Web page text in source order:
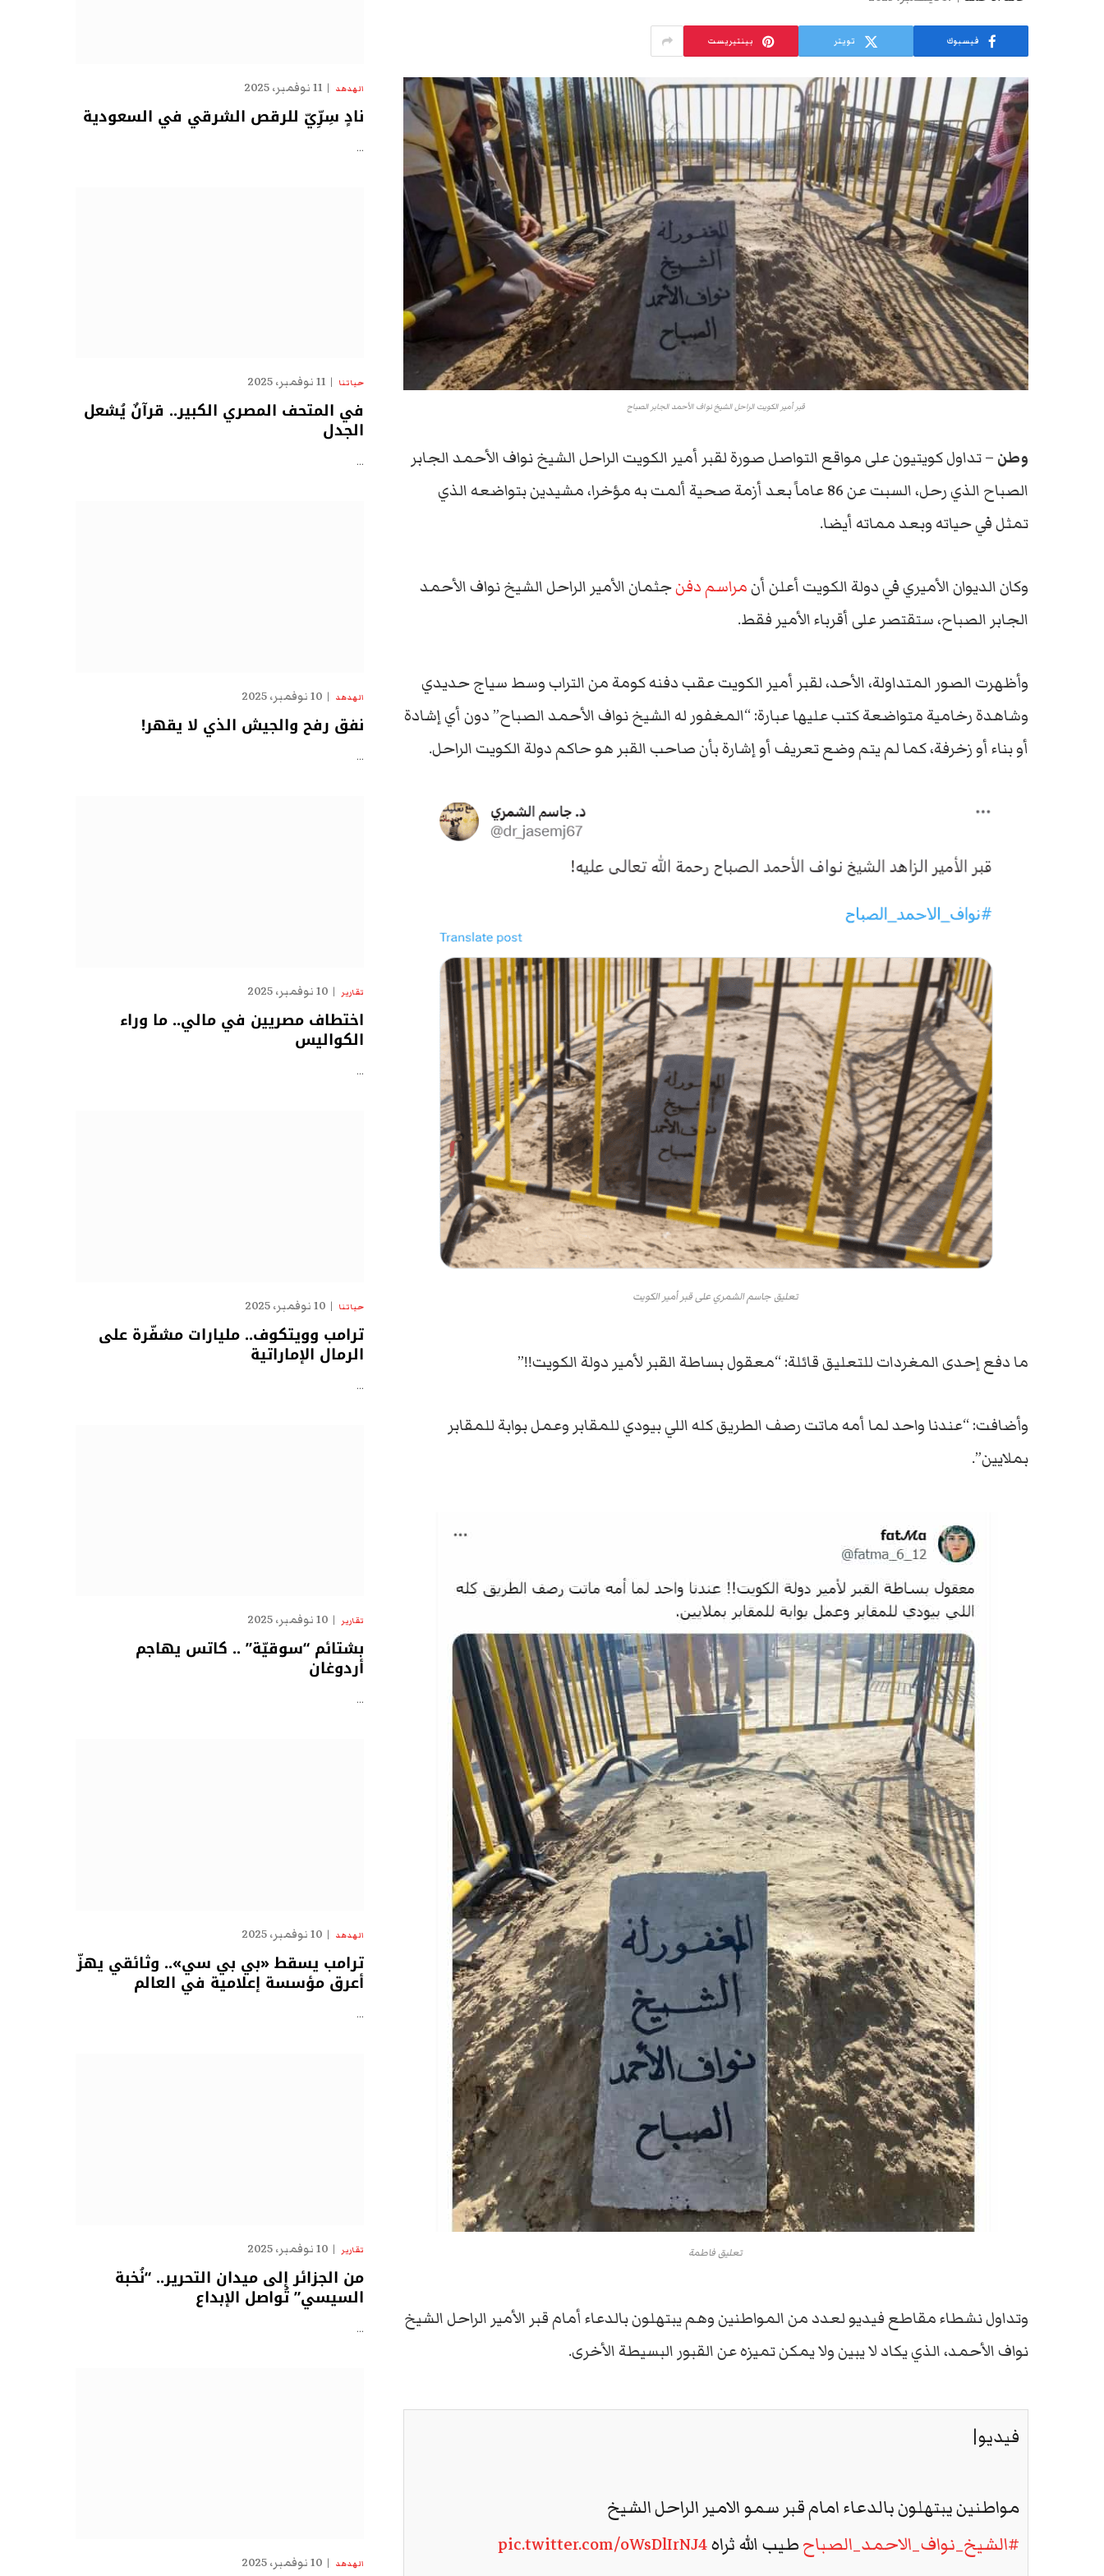
فيسبوك تويتر بينتيريست
قبر أمير الكويت الراحل الشيخ نواف الأحمد الجابر الصباح
وطن – تداول كويتيون على مواقع التواصل صورة لقبر أمير الكويت الراحل الشيخ نواف الأحمد الجابر
الصباح الذي رحل، السبت عن 86 عاماً بعد أزمة صحية ألمت به مؤخرا، مشيدين بتواضعه الذي
تمثل في حياته وبعد مماته أيضا.
وكان الديوان الأميري في دولة الكويت أعلن أنمراسم دفنجثمان الأمير الراحل الشيخ نواف الأحمد
الجابر الصباح، ستقتصر على أقرباء الأمير فقط.
وأظهرت الصور المتداولة، الأحد، لقبر أمير الكويت عقب دفنه كومة من التراب وسط سياج حديدي
وشاهدة رخامية متواضعة كتب عليها عبارة: “المغفور له الشيخ نواف الأحمد الصباح” دون أي إشادة
أو بناء أو زخرفة، كما لم يتم وضع تعريف أو إشارة بأن صاحب القبر هو حاكم دولة الكويت الراحل.
تعليق جاسم الشمري على قبر أمير الكويت
ما دفع إحدى المغردات للتعليق قائلة: “معقول بساطة القبر لأمير دولة الكويت!!”
وأضافت: “عندنا واحد لما أمه ماتت رصف الطريق كله اللي بيودي للمقابر وعمل بوابة للمقابر
بملايين”.
تعليق فاطمة
وتداول نشطاء مقاطع فيديو لعدد من المواطنين وهم يبتهلون بالدعاء أمام قبر الأمير الراحل الشيخ
نواف الأحمد، الذي يكاد لا يبين ولا يمكن تميزه عن القبور البسيطة الأخرى.
فيديو|
مواطنين يبتهلون بالدعاء امام قبر سمو الامير الراحل الشيخ
#الشيخ_نواف_الاحمد_الصباحطيب الله ثراهpic.twitter.com/oWsDlIrNJ4
الهدهد 11 نوفمبر، 2025
نادٍ سِرِّيّ للرقص الشرقي في السعودية
…
حياتنا 11 نوفمبر، 2025
في المتحف المصري الكبير.. قرآنٌ يُشعل
الجدل
…
الهدهد 10 نوفمبر، 2025
نفق رفح والجيش الذي لا يقهر!
…
تقارير 10 نوفمبر، 2025
اختطاف مصريين في مالي.. ما وراء
الكواليس
…
حياتنا 10 نوفمبر، 2025
ترامب وويتكوف.. مليارات مشفّرة على
الرمال الإماراتية
…
تقارير 10 نوفمبر، 2025
بشتائم “سوقيّة” .. كاتس يهاجم
أردوغان
…
الهدهد 10 نوفمبر، 2025
ترامب يسقط «بي بي سي».. وثائقي يهزّ
أعرق مؤسسة إعلامية في العالم
…
تقارير 10 نوفمبر، 2025
من الجزائر إلى ميدان التحرير.. “نُخبة
السيسي” تُواصل الإبداع
…
الهدهد 10 نوفمبر، 2025